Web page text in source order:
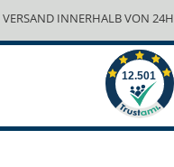
VERSAND INNERHALB VON 24H